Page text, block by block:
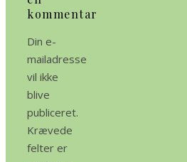
kommentar
Din e-
mailadresse
vil ikke
blive
publiceret.
Krævede
felter er